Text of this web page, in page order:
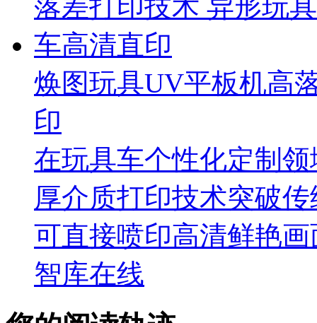
焕图玩具UV平板机高
印
在玩具车个性化定制
厚介质打印技术突破
可直接喷印高清鲜艳画
智库在线